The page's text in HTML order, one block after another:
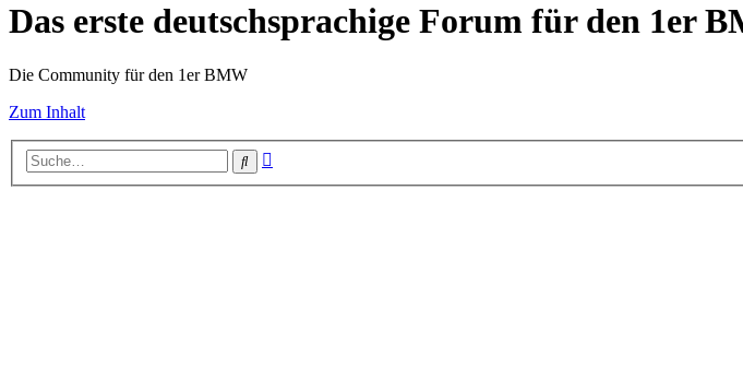
Das erste deutschsprachige Forum für den 1er
Die Community für den 1er BMW
Zum Inhalt
Suche